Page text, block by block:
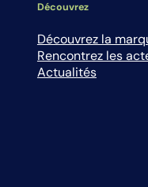
Découvrez
Découvrez la
Rencontrez les
Actualités